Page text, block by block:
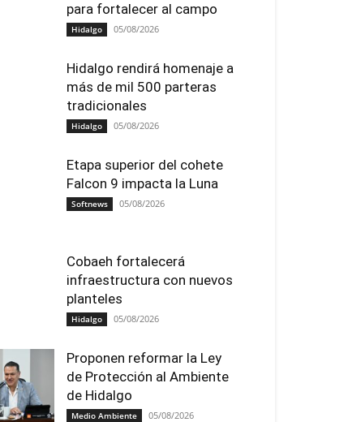
para fortalecer al campo
Hidalgo 05/08/2026
Hidalgo rendirá homenaje a
más de mil 500 parteras
tradicionales
Hidalgo 05/08/2026
Etapa superior del cohete
Falcon 9 impacta la Luna
Softnews 05/08/2026
Cobaeh fortalecerá
infraestructura con nuevos
planteles
Hidalgo 05/08/2026
Proponen reformar la Ley
de Protección al Ambiente
de Hidalgo
Medio Ambiente 05/08/2026